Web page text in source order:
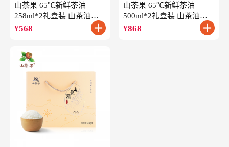
山茶果 65℃新鲜茶油
258ml*2礼盒装 山茶油一
级冷榨油茶籽油
¥568
山茶果 65℃新鲜茶油
500ml*2礼盒装 山茶油一
级冷榨油茶籽油
¥868